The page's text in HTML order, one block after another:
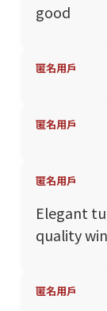
good
匿名用戶
匿名用戶
匿名用戶
Elegant
quality
匿名用戶